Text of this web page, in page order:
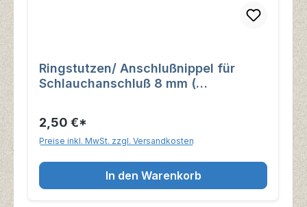
Ringstutzen/ Anschlußnippel für
Schlauchanschluß 8 mm (
2,50 €*
Preise inkl. MwSt. zzgl. Versandkosten
In den Warenkorb